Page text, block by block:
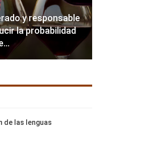
y responsable
la probabilidad
de las lenguas